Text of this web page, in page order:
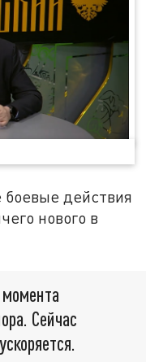
боевые действия
нового в
Сейчас